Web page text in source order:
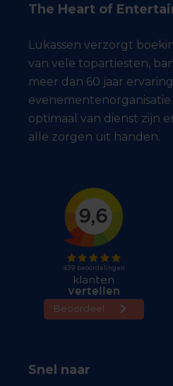
The Heart of
Lukassen verzorgt
van vele topartiesten,
meer dan 60 jaar
optimaal van dienst zijn
alle zorgen uit handen.
Snel naar